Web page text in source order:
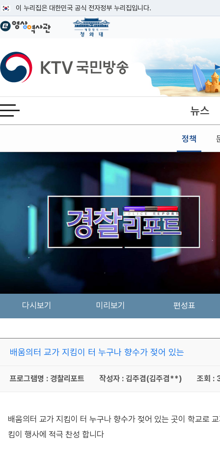
이 누리집은 대한민국 공식 전자정부 누리집입니다.
공식 누리집 주소 확인하기
이밖에 or.kr 또는 .kr등 다른 도메인 주소를 사용하고 있다면 아래 URL에서
운영중인 공식 누리집보기
KTV국민방송
전체메뉴 열기 뉴스
정책
본문
다시보기 미리보기 편성표
배움의터 교가 지킴이 터 누구나 향수가 젖어 있는
프로그램명 : 경찰리포트 작성자 : 김주겸(김주겸**) 조회 :
배움의터 교가 지킴이 터 누구나 향수가 젖어 있는 곳이 학교로
킴이 행사에 적극 찬성 합니다